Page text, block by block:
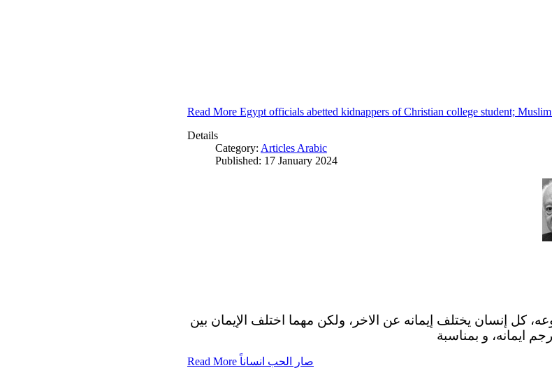
Read More Egypt officials abetted kidnappers of Christian college student;
Details
Category: Articles Arabic
Published: 17 January 2024
كل إنسان يختلف إيمانه عن الاخر، ولكن مهما اختلف الإيمان بين
ايمانه، و بمناسبة
Read More صار الحب انساناً